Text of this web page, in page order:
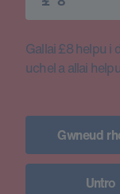
Gallai £8 helpu i
uchel a allai
Gwneud
Untro